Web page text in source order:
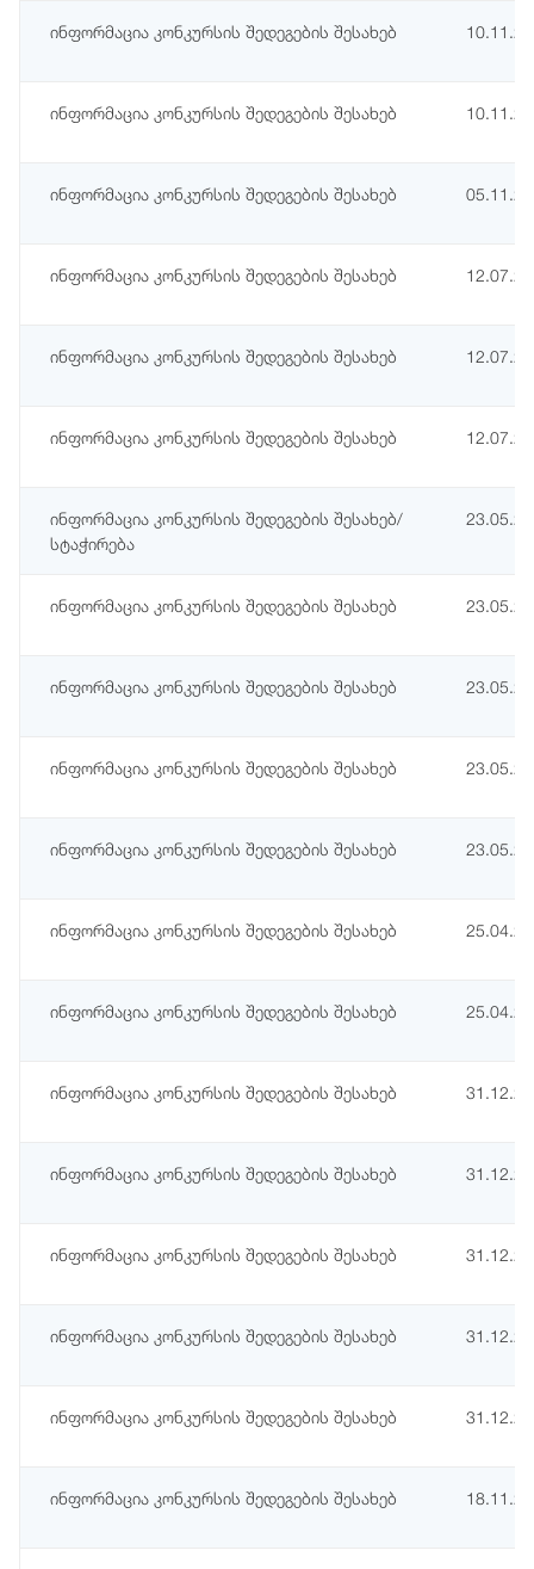
ინფორმაცია კონკურსის შედეგების შესახებ
ინფორმაცია კონკურსის შედეგების შესახებ
ინფორმაცია კონკურსის შედეგების შესახებ
ინფორმაცია კონკურსის შედეგების შესახებ
ინფორმაცია კონკურსის შედეგების შესახებ
ინფორმაცია კონკურსის შედეგების შესახებ
ინფორმაცია კონკურსის შედეგების შესახებ/
სტაჭირება
ინფორმაცია კონკურსის შედეგების შესახებ
ინფორმაცია კონკურსის შედეგების შესახებ
ინფორმაცია კონკურსის შედეგების შესახებ
ინფორმაცია კონკურსის შედეგების შესახებ
ინფორმაცია კონკურსის შედეგების შესახებ
ინფორმაცია კონკურსის შედეგების შესახებ
ინფორმაცია კონკურსის შედეგების შესახებ
ინფორმაცია კონკურსის შედეგების შესახებ
ინფორმაცია კონკურსის შედეგების შესახებ
ინფორმაცია კონკურსის შედეგების შესახებ
ინფორმაცია კონკურსის შედეგების შესახებ
ინფორმაცია კონკურსის შედეგების შესახებ